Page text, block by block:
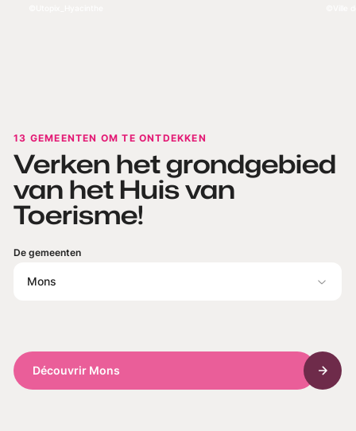
Découvrir Mons
13 GEMEENTEN OM TE ONTDEKKEN
Verken het grondgebied
van het Huis van
Toerisme!
De gemeenten
Mons